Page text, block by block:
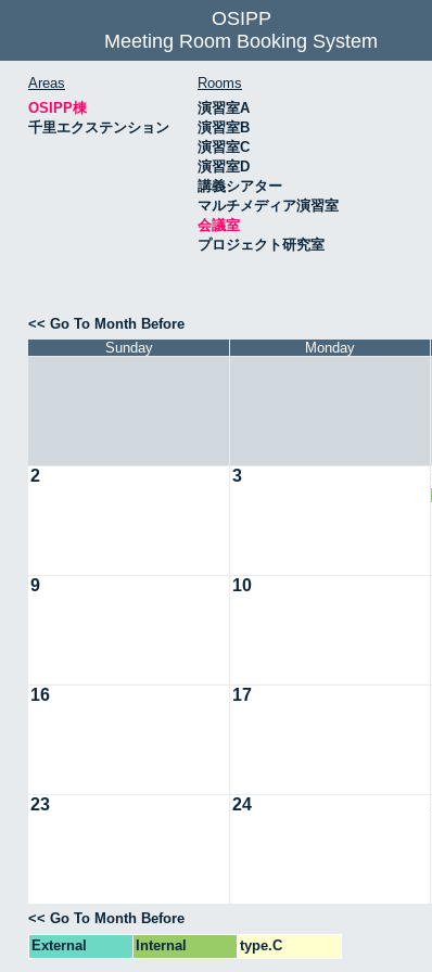
OSIPP
Meeting Room Booking System
Areas
OSIPP棟
千里エクステンション
Rooms
演習室A
演習室B
演習室C
演習室D
講義シアター
マルチメディア演習室
会議室
プロジェクト研究室
<< Go To Month Before
Sunday
Monday
2 3
9 10
16 17
23 24
<< Go To Month Before
External
Internal type.C